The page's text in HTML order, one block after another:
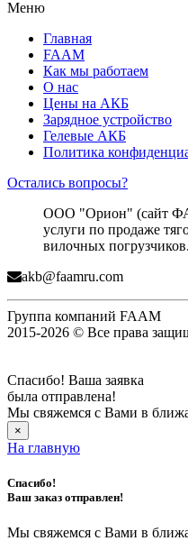
Меню
Главная
FAAM
Как мы работаем
О нас
Цены на АКБ
Зарядное устройство
Гелевые АКБ
Политика
Остались вопросы?
ООО "Орион" (сайт
услуги по продаже
вилочных погрузчиков.
akb@faamru.com
Группа компаний FAAM
2015-2026 © Все права
Спасибо! Ваша заявка
была отправлена!
Мы свяжемся с Вами в
×
На главную
Спасибо!
Ваш заказ отправлен!
Мы свяжемся с Вами в